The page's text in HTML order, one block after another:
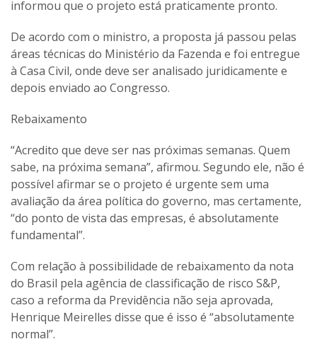
informou que o projeto está praticamente pronto.
De acordo com o ministro, a proposta já passou pelas
áreas técnicas do Ministério da Fazenda e foi entregue
à Casa Civil, onde deve ser analisado juridicamente e
depois enviado ao Congresso.
Rebaixamento
“Acredito que deve ser nas próximas semanas. Quem
sabe, na próxima semana”, afirmou. Segundo ele, não é
possível afirmar se o projeto é urgente sem uma
avaliação da área política do governo, mas certamente,
“do ponto de vista das empresas, é absolutamente
fundamental”.
Com relação à possibilidade de rebaixamento da nota
do Brasil pela agência de classificação de risco S&P,
caso a reforma da Previdência não seja aprovada,
Henrique Meirelles disse que é isso é “absolutamente
normal”.